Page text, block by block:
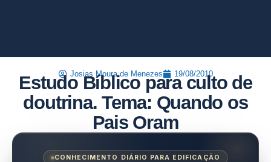
Josias Moura de Menezes 19/08/2010
Estudo Bíblico para culto de
doutrina. Tema: Quando os
Pais Oram
CONHECIMENTO DIÁRIO PARA EDIFICAÇÃO